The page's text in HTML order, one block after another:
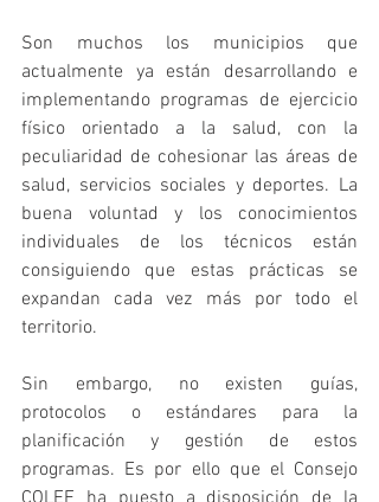
Son muchos los municipios que
actualmente ya están desarrollando e
implementando programas de ejercicio
físico orientado a la salud, con la
peculiaridad de cohesionar las áreas de
salud, servicios sociales y deportes. La
buena voluntad y los conocimientos
individuales de los técnicos están
consiguiendo que estas prácticas se
expandan cada vez más por todo el
territorio.
Sin embargo, no existen guías,
protocolos o estándares para la
planificación y gestión de estos
programas. Es por ello que el Consejo